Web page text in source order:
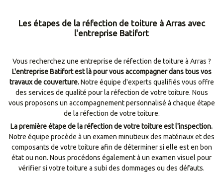
Les étapes de la réfection de toiture à Arras avec
l'entreprise Batifort
Vous recherchez une entreprise de réfection de toiture à Arras ?
L'entreprise Batifort est là pour vous accompagner dans tous vos
travaux de couverture.Notre équipe d'experts qualifiés vous offre
des services de qualité pour la réfection de votre toiture. Nous
vous proposons un accompagnement personnalisé à chaque étape
de la réfection de votre toiture.
La première étape de la réfection de votre toiture est l'inspection.
Notre équipe procède à un examen minutieux des matériaux et des
composants de votre toiture afin de déterminer si elle est en bon
état ou non. Nous procédons également à un examen visuel pour
vérifier si votre toiture a subi des dommages ou des défauts.